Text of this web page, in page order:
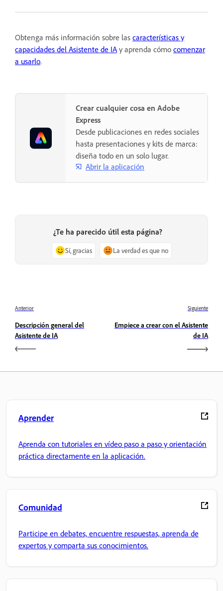
Obtenga más información sobre las características y
capacidades del Asistente de IAy aprenda cómo comenzar
a usarlo.
Crear cualquier cosa en Adobe
Express
Desde publicaciones en redes sociales
hasta presentaciones y kits de marca:
diseña todo en un solo lugar.
Abrir la aplicación
¿Te ha parecido útil esta página?
Sí, gracias La verdad es que no
Anterior
Descripción general del
Asistente de IA
Siguiente
Empiece a crear con el Asistente
de IA
Aprender
Aprenda con tutoriales en vídeo paso a paso y orientación
práctica directamente en la aplicación.
Comunidad
Participe en debates, encuentre respuestas, aprenda de
expertos y comparta sus conocimientos.